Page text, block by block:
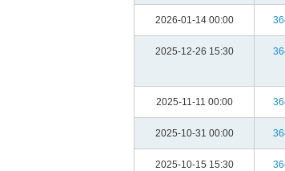
2026-01-14 00:00
2025-12-26 15:30
2025-11-11 00:00
2025-10-31 00:00
2025-10-15 15:30